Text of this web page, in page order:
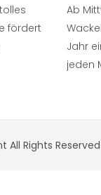
fördert
Ab
Jahr
jeden
All Rights